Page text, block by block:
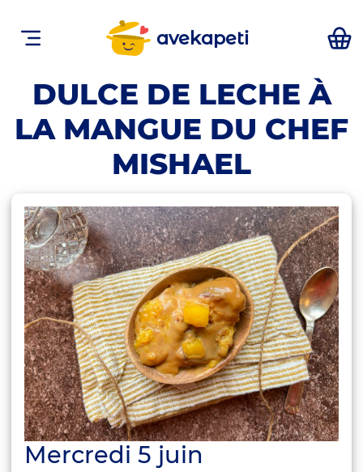
avekapeti
DULCE DE LECHE À
LA MANGUE DU CHEF
MISHAEL
Mercredi 5 juin